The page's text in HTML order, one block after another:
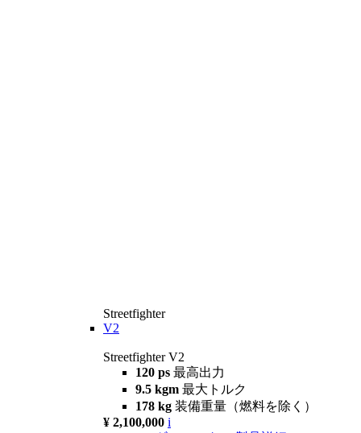
Streetfighter
V2
Streetfighter V2
120 ps 最高出力
9.5 kgm 最大トルク
178 kg 装備重量（燃料を除く）
¥ 2,100,000 i